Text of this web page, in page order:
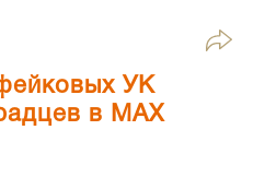
УК
в МАХ